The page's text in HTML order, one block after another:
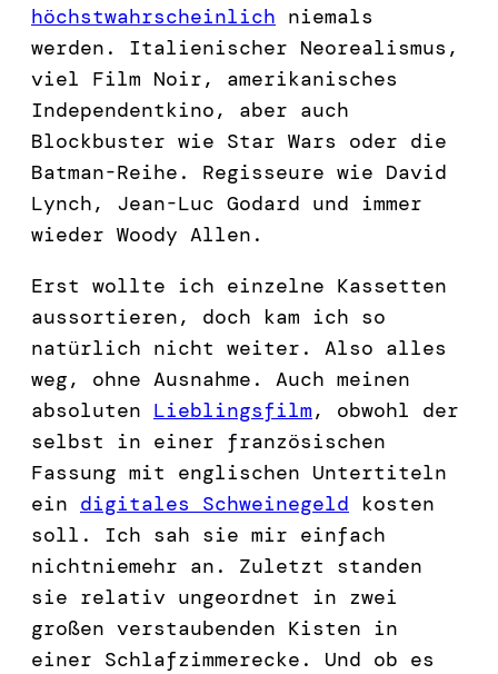
höchstwahrscheinlich niemals
werden. Italienischer Neorealismus,
viel Film Noir, amerikanisches
Independentkino, aber auch
Blockbuster wie Star Wars oder die
Batman-Reihe. Regisseure wie David
Lynch, Jean-Luc Godard und immer
wieder Woody Allen.
Erst wollte ich einzelne Kassetten
aussortieren, doch kam ich so
natürlich nicht weiter. Also alles
weg, ohne Ausnahme. Auch meinen
absoluten Lieblingsfilm, obwohl der
selbst in einer französischen
Fassung mit englischen Untertiteln
ein digitales Schweinegeld kosten
soll. Ich sah sie mir einfach
nichtniemehr an. Zuletzt standen
sie relativ ungeordnet in zwei
großen verstaubenden Kisten in
einer Schlafzimmerecke. Und ob es